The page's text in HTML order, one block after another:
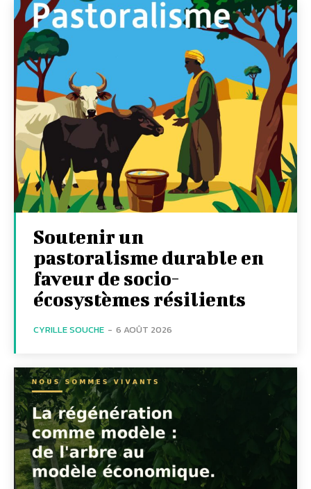
Soutenir un
pastoralisme durable en
faveur de socio-
écosystèmes résilients
CYRILLE SOUCHE - 6 AOÛT 2026